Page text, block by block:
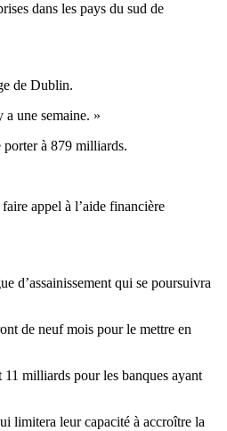
dans les pays du sud de
de Dublin.
a une semaine. »
porter à 879 milliards.
appel à l’aide financière
d’assainissement qui se poursuivra
de neuf mois pour le mettre en
milliards pour les banques ayant
limitera leur capacité à accroître la